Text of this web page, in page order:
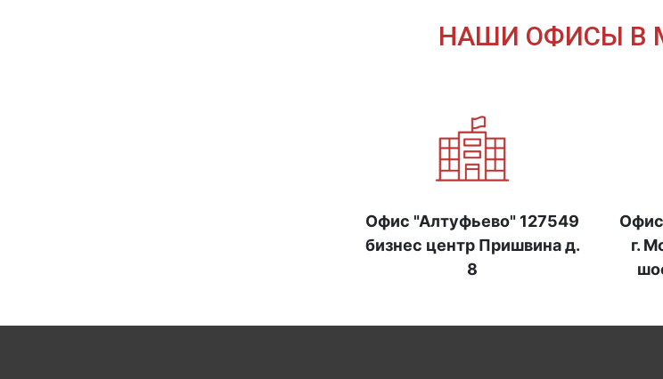
НАШИ ОФИСЫ В
Офис "Алтуфьево" 127549
бизнес центр Пришвина д.
8
г.